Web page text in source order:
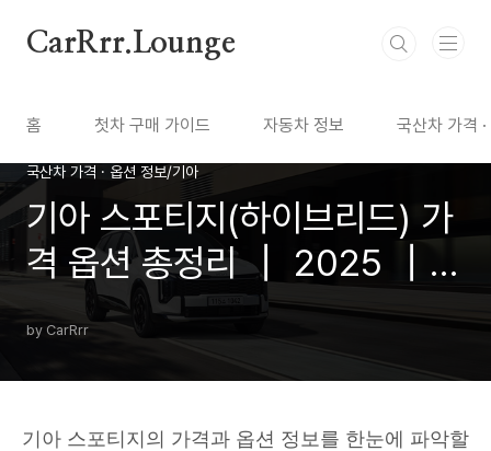
CarRrr.Lounge
홈 첫차 구매 가이드 자동차 정보 국산차 가격
국산차 가격 · 옵션 정보/기아
기아 스포티지(하이브리드) 가
격 옵션 총정리 ┃ 2025 ┃
가격표 다운로드 ┃ 카탈로그
다운로드
by CarRrr
기아 스포티지의 가격과 옵션 정보를 한눈에 파악할